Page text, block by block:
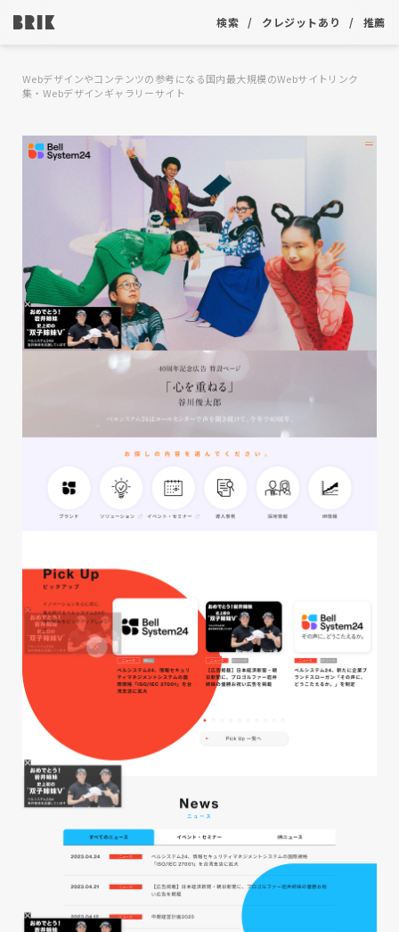
検索 クレジットあり 推薦
Webデザインやコンテンツの参考になる国内最大規模のWebサイトリンク
集・Webデザインギャラリーサイト